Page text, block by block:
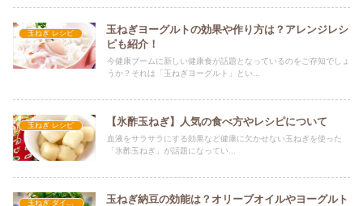
玉ねぎ レシピ
玉ねぎヨーグルトの効果や作り方は？アレンジレシ
ピも紹介！
今健康ブームに新しい健康食が話題となっているのをご存知でしょ
うか？それは「玉ねぎヨーグルト」とい...
玉ねぎ レシピ 【氷酢玉ねぎ】人気の食べ方やレシピについて
血液をサラサラにする効果など健康に欠かせない玉ねぎを使った
「氷酢玉ねぎ」が話題になってい...
玉ねぎ納豆の効能は？オリーブオイルやヨーグルト